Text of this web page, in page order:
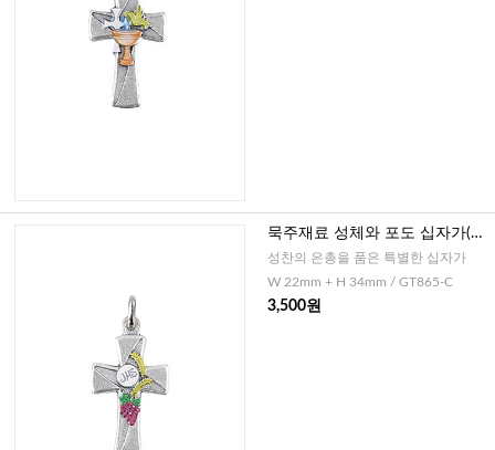
묵주재료 성체와 포도 십자가(이
태리)
성찬의 은총을 품은 특별한 십자가
W 22mm + H 34mm / GT865-C
3,500원